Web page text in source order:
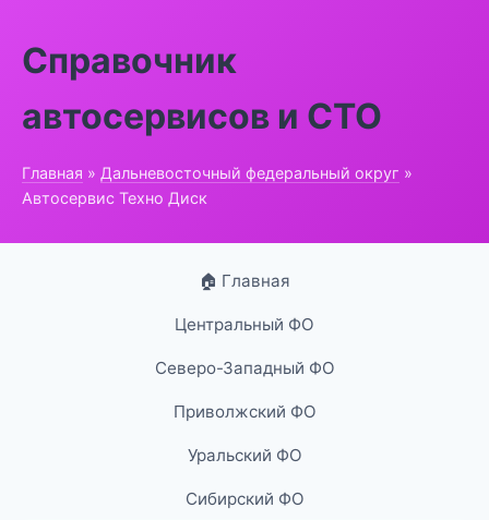
Справочник
автосервисов и СТО
Главная » Дальневосточный федеральный округ »
Автосервис Техно Диск
🏠 Главная
Центральный ФО
Северо-Западный ФО
Приволжский ФО
Уральский ФО
Сибирский ФО